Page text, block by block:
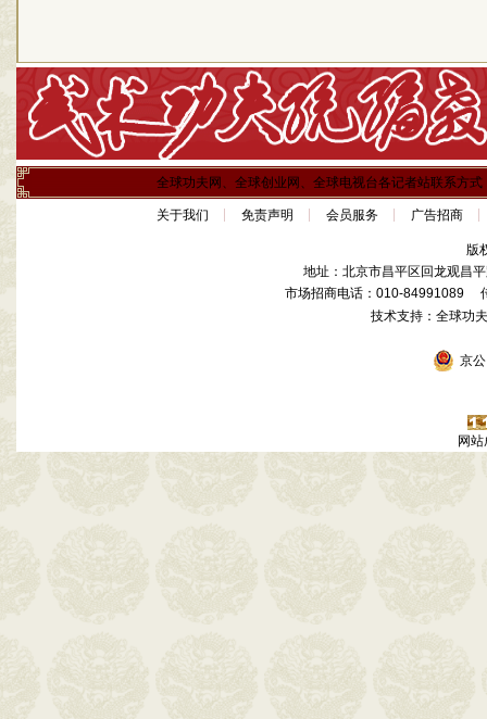
全球功夫网、全球创业网、全球电视台各记者站联系方式
关于我们 免责声明 会员服务 广告招商
版
地址：北京市昌平区回龙观昌
市场招商电话：010-84991089
技术支持：全球
京公
网